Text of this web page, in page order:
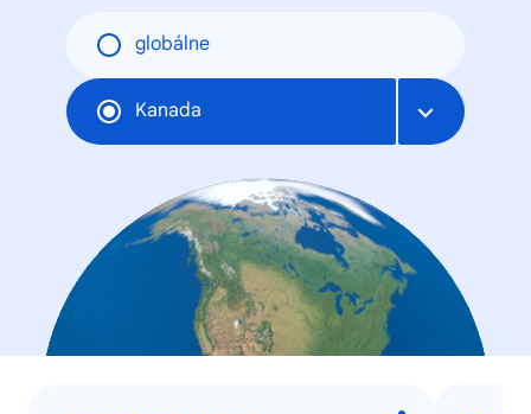
globálne
Kanada